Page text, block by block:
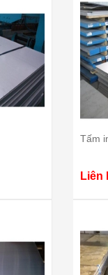
Văn
2025
Tấm
Liên